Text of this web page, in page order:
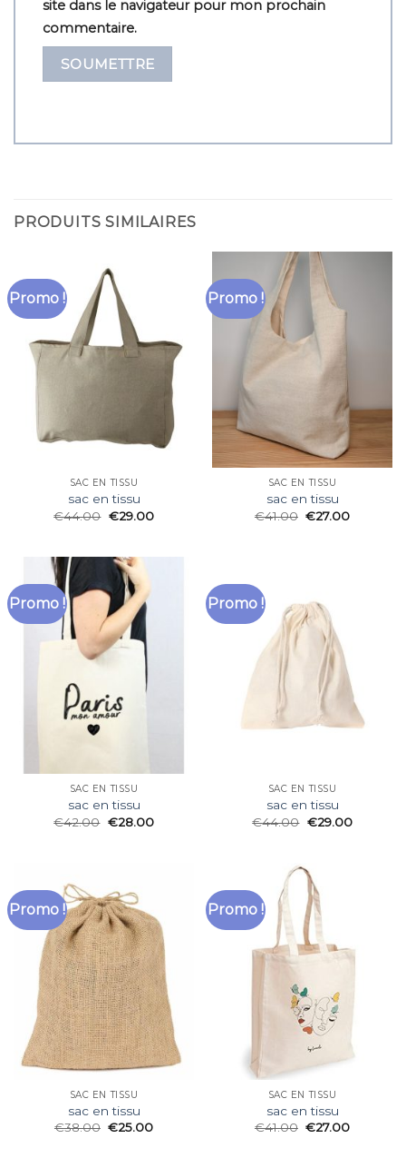
site dans le navigateur pour mon prochain
commentaire.
PRODUITS SIMILAIRES
Promo !
SAC EN TISSU
sac en tissu
€44.00 €29.00
Promo !
SAC EN TISSU
sac en tissu
€41.00 €27.00
Promo !
SAC EN TISSU
sac en tissu
€42.00 €28.00
Promo !
SAC EN TISSU
sac en tissu
€44.00 €29.00
Promo !
SAC EN TISSU
sac en tissu
€38.00 €25.00
Promo !
SAC EN TISSU
sac en tissu
€41.00 €27.00